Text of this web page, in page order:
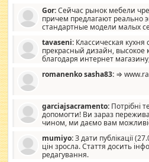
Gor:Сейчас рынок мебели
причем предлагают реально
стандартные модели малых
стандартные формы, в MebelOk,
со вкусом все в порядке, без
мебель, а это не последний фактор.
tavaseni: Классическая
прекрасный дизайн, высокое
благодаря интернет
romanenko sasha83: ⇒
garciajsacramento: Потрібні
допомогти! Ви зараз
чином, ми даємо вам
допомагати людям, які
заслуговує на другий шанс, і,
повинні приймати від інших. Для нас
mumiyo:З дати публікації
цін зросла. Стаття досить
редагування.